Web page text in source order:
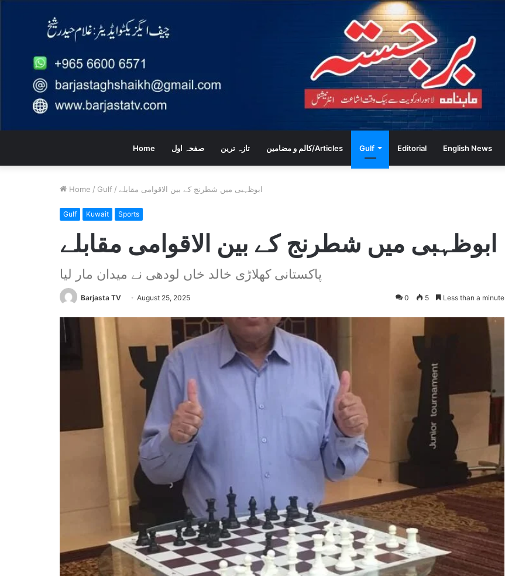
Home صفحہ اول تازہ ترین کالم و مضامین/Articles Gulf Editorial English News
Home / Gulf / ابوظہبی میں شطرنج کے بین الاقوامی مقابلے
Gulf Kuwait Sports
ابوظہبی میں شطرنج کے بین الاقوامی مقابلے
پاکستانی کھلاڑی خالد خاں لودھی نے میدان مار لیا
Barjasta TV August 25, 2025 0 5 Less than a minute